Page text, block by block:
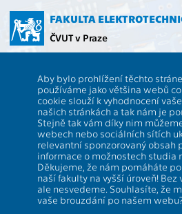
hlavní
obsah
FAKULTA
ČVUT v Praze
Aby bylo prohlížení těchto
používáme jako většina webů
cookie slouží k vyhodnocení
našich stránkách a tak nám je
Stejně tak vám díky nim
webech nebo sociálních sítích
relevantní sponzorovaný obsah
informace o možnostech studia
Děkujeme, že nám pomáháte
naší fakulty na vyšší úroveň! Bez
ale nesvedeme. Souhlasíte, že
vaše brouzdání po našem
13133 / 13164 -
a autonomní
Projekty podporované
Hoffmann, M.: Interaktivní učení
pro modelování objektů
2019 - 2022, TH05020001